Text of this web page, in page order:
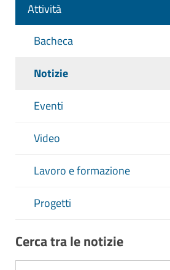
Attività
Bacheca
Notizie
Eventi
Video
Lavoro e formazione
Progetti
Cerca tra le notizie